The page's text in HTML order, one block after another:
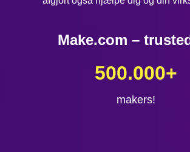
Make.com –
makers!
500.000+